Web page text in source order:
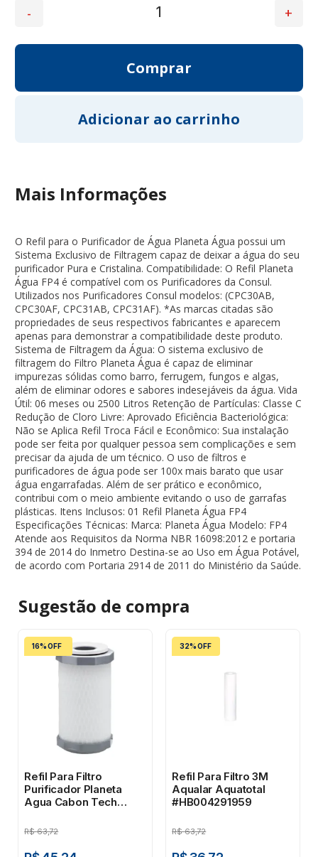
Mais Informações
O Refil para o Purificador de Água Planeta Água possui um
Sistema Exclusivo de Filtragem capaz de deixar a água do seu
purificador Pura e Cristalina. Compatibilidade: O Refil Planeta
Água FP4 é compatível com os Purificadores da Consul.
Utilizados nos Purificadores Consul modelos: (CPC30AB,
CPC30AF, CPC31AB, CPC31AF). *As marcas citadas são
propriedades de seus respectivos fabricantes e aparecem
apenas para demonstrar a compatibilidade deste produto.
Sistema de Filtragem da Água: O sistema exclusivo de
filtragem do Filtro Planeta Água é capaz de eliminar
impurezas sólidas como barro, ferrugem, fungos e algas,
além de eliminar odores e sabores indesejáveis da água. Vida
Útil: 06 meses ou 2500 Litros Retenção de Partículas: Classe C
Redução de Cloro Livre: Aprovado Eficiência Bacteriológica:
Não se Aplica Refil Troca Fácil e Econômico: Sua instalação
pode ser feita por qualquer pessoa sem complicações e sem
precisar da ajuda de um técnico. O uso de filtros e
purificadores de água pode ser 100x mais barato que usar
água engarrafadas. Além de ser prático e econômico,
contribui com o meio ambiente evitando o uso de garrafas
plásticas. Itens Inclusos: 01 Refil Planeta Água FP4
Especificações Técnicas: Marca: Planeta Água Modelo: FP4
Atende aos Requisitos da Norma NBR 16098:2012 e portaria
394 de 2014 do Inmetro Destina-se ao Uso em Água Potável,
de acordo com Portaria 2914 de 2011 do Ministério da Saúde.
Sugestão de compra
16% OFF
Refil Para Filtro
Purificador Planeta
Agua Cabon Tech
R$ 63,72
32% OFF
Refil Para Filtro 3M
Aqualar Aquatotal
#HB004291959
R$ 63,72